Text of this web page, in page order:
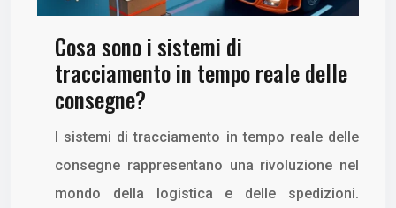
Cosa sono i sistemi di
tracciamento in tempo reale delle
consegne?
I sistemi di tracciamento in tempo reale delle
consegne rappresentano una rivoluzione nel
mondo della logistica e delle spedizioni.